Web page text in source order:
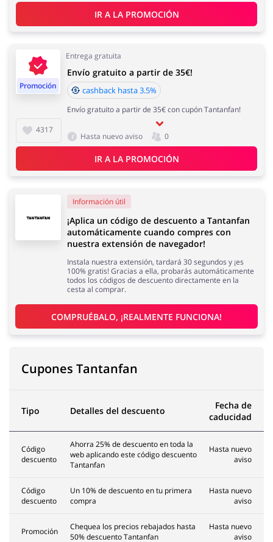
IR A LA PROMOCIÓN
Promoción
Entrega gratuita
4317
Envío gratuito a partir de 35€!
cashback hasta 3.5%
Envío gratuito a partir de 35€ con cupón Tantanfan!
Hasta nuevo aviso 0
IR A LA PROMOCIÓN
Información útil
¡Aplica un código de descuento a Tantanfan
automáticamente cuando compres con
nuestra extensión de navegador!
Instala nuestra extensión, tardará 30 segundos y ¡es
100% gratis! Gracias a ella, probarás automáticamente
todos los códigos de descuento directamente en la
cesta al comprar.
COMPRUÉBALO, ¡REALMENTE FUNCIONA!
Cupones Tantanfan
Tipo Detalles del descuento
Fecha de
caducidad
Código
descuento
Ahorra 25% de descuento en toda la
web aplicando este código descuento
Tantanfan
Hasta nuevo
aviso
Código
descuento
Un 10% de descuento en tu primera
compra
Hasta nuevo
aviso
Promoción
Chequea los precios rebajados hasta
50% descuento Tantanfan
Hasta nuevo
aviso